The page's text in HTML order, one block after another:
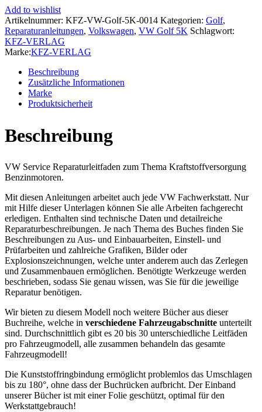
1K/5K
(08-
12)
Kraftstoffversorgung
Benzinmotoren
Reparaturanleitung
Menge
Add to wishlist
Artikelnummer: KFZ-VW-Golf-5K-0014 Kategorien: Golf,
Reparaturanleitungen, Volkswagen, VW Golf 5K Schlagwort:
KFZ-VERLAG
Marke:KFZ-VERLAG
Beschreibung
Zusätzliche Informationen
Marke
Produktsicherheit
Beschreibung
VW Service Reparaturleitfaden zum Thema Kraftstoffversorgung
Benzinmotoren.
Mit diesen Anleitungen arbeitet auch jede VW Fachwerkstatt. Nur
mit Hilfe dieser Unterlagen können Sie alle Arbeiten fachgerecht
erledigen. Enthalten sind technische Daten und detailreiche
Reparaturbeschreibungen. Je nach Thema des Buches finden Sie
Beschreibungen zu Aus- und Einbauarbeiten, Einstell- und
Prüfarbeiten und zahlreiche Grafiken, Bilder oder
Explosionszeichnungen, welche unter anderem auch das Zerlegen
und Zusammenbauen ermöglichen. Benötigte Werkzeuge werden
beschrieben, sodass Sie genau wissen, was Sie für die jeweilige
Reparatur benötigen.
Wir bieten zu diesem Modell noch weitere Bücher aus dieser
Buchreihe, welche in verschiedene Fahrzeugabschnitte unterteilt
sind. Durchschnittlich gibt es 20 bis 30 unterschiedliche Leitfäden
pro Fahrzeugmodell, alle zusammen behandeln das gesamte
Fahrzeugmodell!
Die Kunststoffringbindung ermöglicht problemlos das Umschlagen
bis zu 180°, ohne dass der Buchrücken aufbricht. Der Einband
unserer Bücher ist mit einer Folie geschützt, optimal für den
Werkstattgebrauch!